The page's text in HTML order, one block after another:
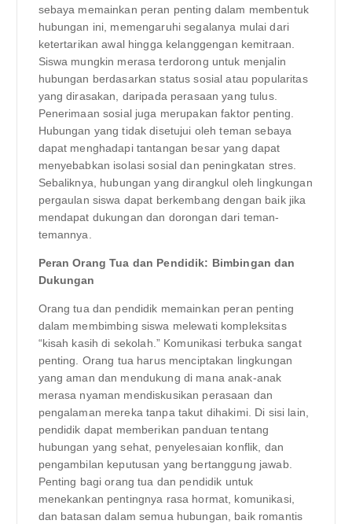
sebaya memainkan peran penting dalam membentuk
hubungan ini, memengaruhi segalanya mulai dari
ketertarikan awal hingga kelanggengan kemitraan.
Siswa mungkin merasa terdorong untuk menjalin
hubungan berdasarkan status sosial atau popularitas
yang dirasakan, daripada perasaan yang tulus.
Penerimaan sosial juga merupakan faktor penting.
Hubungan yang tidak disetujui oleh teman sebaya
dapat menghadapi tantangan besar yang dapat
menyebabkan isolasi sosial dan peningkatan stres.
Sebaliknya, hubungan yang dirangkul oleh lingkungan
pergaulan siswa dapat berkembang dengan baik jika
mendapat dukungan dan dorongan dari teman-
temannya.
Peran Orang Tua dan Pendidik: Bimbingan dan
Dukungan
Orang tua dan pendidik memainkan peran penting
dalam membimbing siswa melewati kompleksitas
“kisah kasih di sekolah.” Komunikasi terbuka sangat
penting. Orang tua harus menciptakan lingkungan
yang aman dan mendukung di mana anak-anak
merasa nyaman mendiskusikan perasaan dan
pengalaman mereka tanpa takut dihakimi. Di sisi lain,
pendidik dapat memberikan panduan tentang
hubungan yang sehat, penyelesaian konflik, dan
pengambilan keputusan yang bertanggung jawab.
Penting bagi orang tua dan pendidik untuk
menekankan pentingnya rasa hormat, komunikasi,
dan batasan dalam semua hubungan, baik romantis